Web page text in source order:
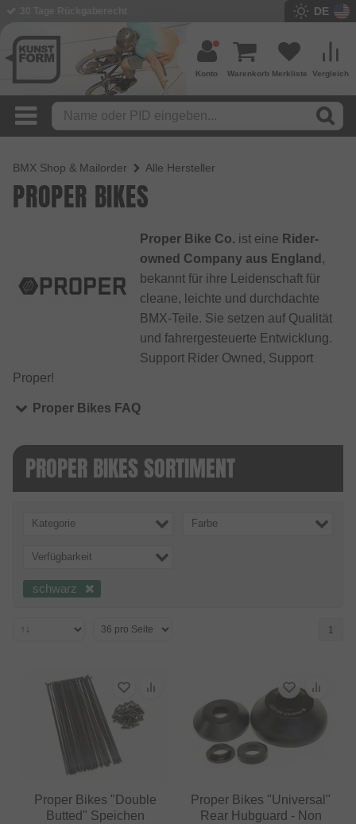
DE
Vergleich
Merkliste
Warenkorb
Konto
BMX Shop & Mailorder Alle Hersteller
PROPER BIKES
Proper Bike Co. ist eine Rider-
owned Company aus England ,
bekannt für ihre Leidenschaft für
cleane, leichte und durchdachte
BMX-Teile. Sie setzen auf Qualität
und fahrergesteuerte Entwicklung.
Support Rider Owned, Support
Proper!
Proper Bikes FAQ
PROPER BIKES SORTIMENT
Kategorie Farbe
Verfügbarkeit
schwarz
1
Proper Bikes "Double
Butted" Speichen
Proper Bikes "Universal"
Rear Hubguard - Non